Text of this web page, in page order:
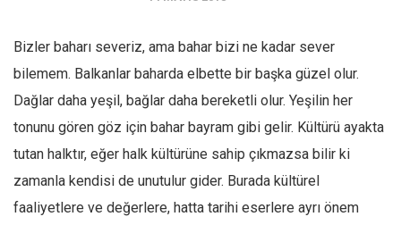
Sosyal Medya
Twitter
Facebook
Instagram
YouTube
Bizler baharı severiz, ama bahar bizi ne kadar sever
bilemem. Balkanlar baharda elbette bir başka güzel olur.
Dağlar daha yeşil, bağlar daha bereketli olur. Yeşilin her
tonunu gören göz için bahar bayram gibi gelir. Kültürü ayakta
tutan halktır, eğer halk kültürüne sahip çıkmazsa bilir ki
zamanla kendisi de unutulur gider. Burada kültürel
faaliyetlere ve değerlere, hatta tarihi eserlere ayrı önem